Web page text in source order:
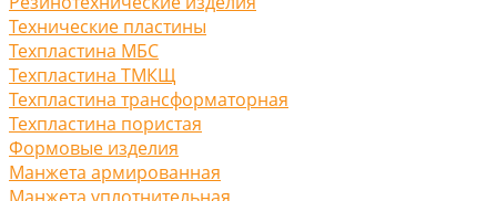
Технические пластины
Техпластина МБС
Техпластина ТМКЩ
Техпластина трансформаторная
Техпластина пористая
Формовые изделия
Манжета армированная